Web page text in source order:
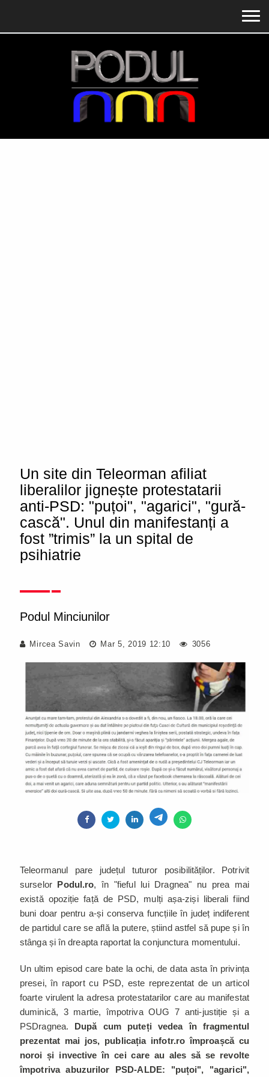
Un site din Teleorman afiliat
liberalilor jignește protestatarii
anti-PSD: "puțoi", "agarici", "gură-
cască". Unul din manifestanți a
fost ”trimis” la un spital de
psihiatrie
Podul Minciunilor
Mircea Savin Mar 5, 2019 12:10 3056
Teleormanul pare județul tuturor posibilităților. Potrivit
surselor Podul.ro, în "fieful lui Dragnea" nu prea mai
există opoziție față de PSD, mulți așa-ziși liberali fiind
buni doar pentru a-și conserva funcțiile în județ indiferent
de partidul care se află la putere, știind astfel să pupe și în
stânga și în dreapta raportat la conjunctura momentului.
Un ultim episod care bate la ochi, de data asta în privința
presei, în raport cu PSD, este reprezentat de un articol
foarte virulent la adresa protestatarilor care au manifestat
duminică, 3 martie, împotriva OUG 7 anti-justiție și a
PSDragnea. După cum puteți vedea în fragmentul
prezentat mai jos, publicația infotr.ro împroașcă cu
noroi și invective în cei care au ales să se revolte
împotriva abuzurilor PSD-ALDE: "puțoi", "agarici",